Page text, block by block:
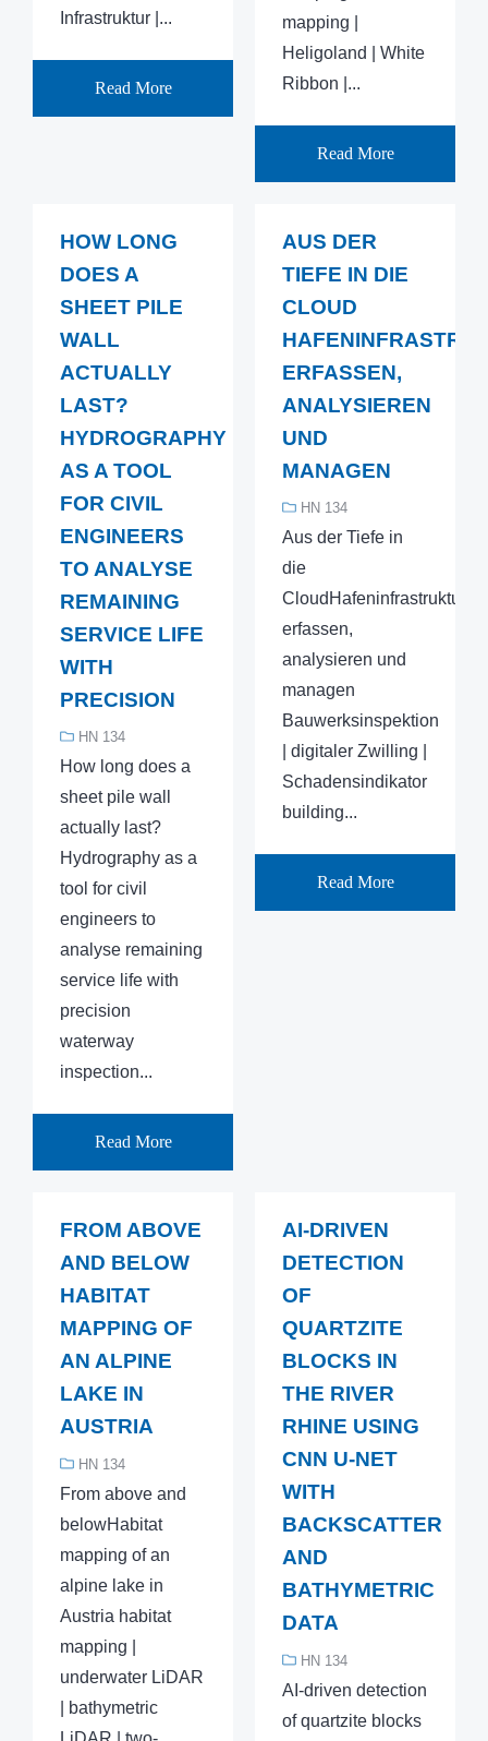
Infrastruktur |...
Read More
mapping |
Heligoland | White
Ribbon |...
Read More
HOW LONG
DOES A
SHEET PILE
WALL
ACTUALLY
LAST?
HYDROGRAPHY
AS A TOOL
FOR CIVIL
ENGINEERS
TO ANALYSE
REMAINING
SERVICE LIFE
WITH
PRECISION
HN 134
How long does a
sheet pile wall
actually last?
Hydrography as a
tool for civil
engineers to
analyse remaining
service life with
precision
waterway
inspection...
Read More
AUS DER
TIEFE IN DIE
CLOUD
ERFASSEN,
ANALYSIEREN
UND
MANAGEN
HN 134
Aus der Tiefe in
die
CloudHafeninfrastruktur
erfassen,
analysieren und
managen
Bauwerksinspektion
| digitaler Zwilling |
Schadensindikator
building...
Read More
FROM ABOVE
AND BELOW
HABITAT
MAPPING OF
AN ALPINE
LAKE IN
AUSTRIA
HN 134
From above and
belowHabitat
mapping of an
alpine lake in
Austria habitat
mapping |
underwater LiDAR
| bathymetric
AI-DRIVEN
DETECTION
OF
QUARTZITE
BLOCKS IN
THE RIVER
RHINE USING
CNN U-NET
WITH
BACKSCATTER
AND
BATHYMETRIC
DATA
HN 134
AI-driven detection
of quartzite blocks